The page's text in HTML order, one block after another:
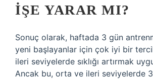
IŞE YARAR MI?
Sonuç olarak, haftada 3 gün
yeni başlayanlar için çok iyi bir
ileri seviyelerde sıklığı artırmak
Ancak bu, orta ve ileri seviyelerde